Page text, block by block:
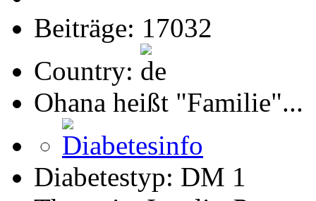
Beiträge: 17032
Country:
Ohana heißt "Familie"...
Diabetestyp: DM 1